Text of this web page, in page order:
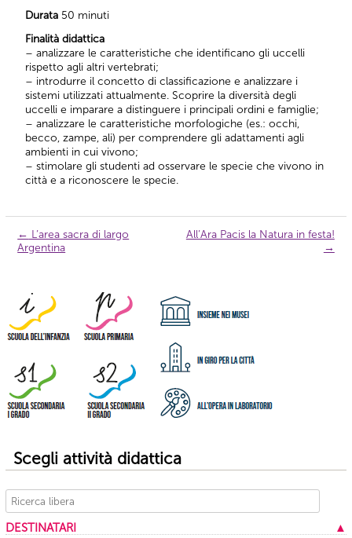
Durata 50 minuti
Finalità didattica
– analizzare le caratteristiche che identificano gli uccelli
rispetto agli altri vertebrati;
– introdurre il concetto di classificazione e analizzare i
sistemi utilizzati attualmente. Scoprire la diversità degli
uccelli e imparare a distinguere i principali ordini e famiglie;
– analizzare le caratteristiche morfologiche (es.: occhi,
becco, zampe, ali) per comprendere gli adattamenti agli
ambienti in cui vivono;
– stimolare gli studenti ad osservare le specie che vivono in
città e a riconoscere le specie.
Navigazione
← L’area sacra di largo
Argentina
All’Ara Pacis la Natura in festa!
→
Scegli attività didattica
DESTINATARI ▲